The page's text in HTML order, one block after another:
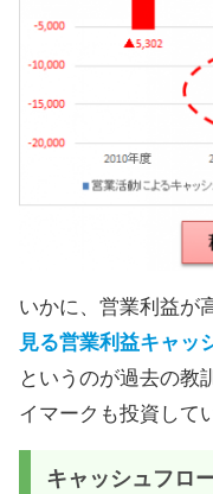
いかに、営業利益が
見る営業利益キャッ
というのが過去の教
イマークも投資して
キャッシュフロ